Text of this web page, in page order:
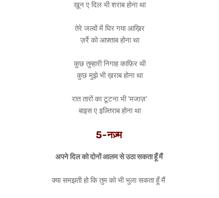
ख़ून ए दिल भी शराब होना था
तेरे जल्वों में घिर गया आख़िर
ज़र्रे को आफ़्ताब होना था
कुछ तुम्हारी निगाह काफ़िर थी
कुछ मुझे भी ख़राब होना था
रात तारों का टूटना भी 'मजाज़'
बाइस ए इज़्तिराब होना था
5-नज़्म
अपने दिल को दोनों आलम से उठा सकता हूँ मैं
क्या समझती हो कि तुम को भी भुला सकता हूँ मैं